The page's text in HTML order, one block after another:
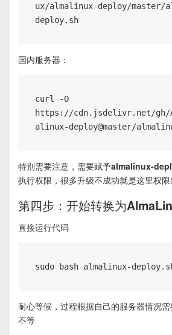
ux/almalinux-deploy/master/
国内服务器：
curl -O
https://cdn.jsdelivr.net/gh/
alinux-deploy@master/
特别需要注意，需要赋予almalinux-
执行权限，很多升级不成功就是这里权限
第四步：开始转换为
直接运行代码
sudo bash almalinux-
耐心等候，过程根据自己的服务器情况
不等